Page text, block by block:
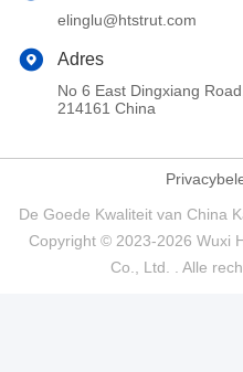
elinglu@htstrut.com
Adres
No 6 East Dingxiang
214161 China
De Goede Kwaliteit van China
Copyright © 2023-2026 Wuxi
Co., Ltd. . Alle